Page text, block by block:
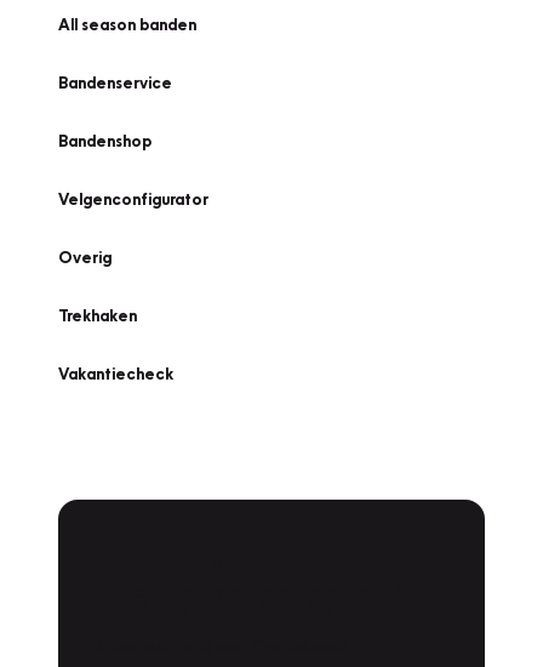
All season banden
Bandenservice
Bandenshop
Velgenconfigurator
Overig
Trekhaken
Vakantiecheck